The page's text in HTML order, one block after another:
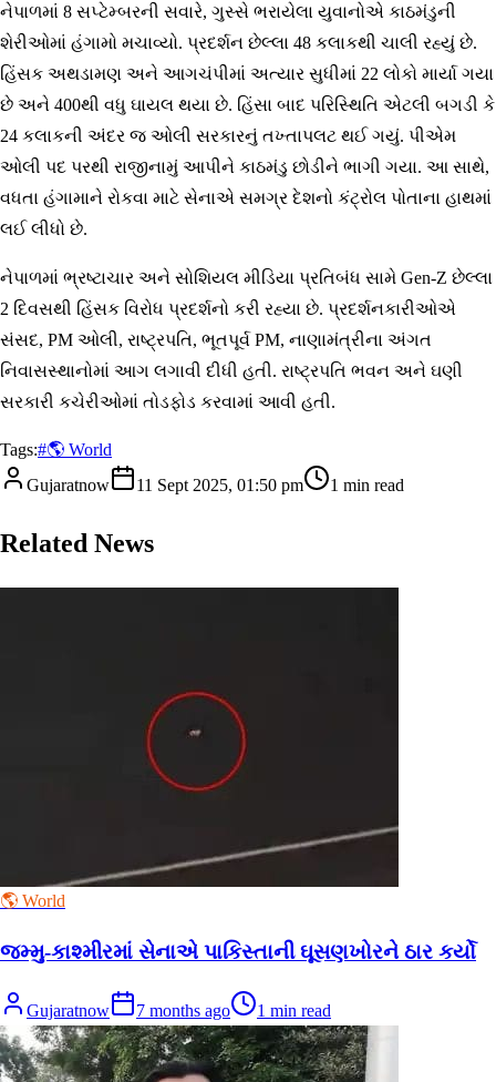
નેપાળમાં 8 સપ્ટેમ્બરની સવારે, ગુસ્સે ભરાયેલા યુવાનોએ કાઠમંડુની
શેરીઓમાં હંગામો મચાવ્યો. પ્રદર્શન છેલ્લા 48 કલાકથી ચાલી રહ્યું છે.
હિંસક અથડામણ અને આગચંપીમાં અત્યાર સુધીમાં 22 લોકો માર્યા ગયા
છે અને 400થી વધુ ઘાયલ થયા છે. હિંસા બાદ પરિસ્થિતિ એટલી બગડી કે
24 કલાકની અંદર જ ઓલી સરકારનું તખ્તાપલટ થઈ ગયું. પીએમ
ઓલી પદ પરથી રાજીનામું આપીને કાઠમંડુ છોડીને ભાગી ગયા. આ સાથે,
વધતા હંગામાને રોકવા માટે સેનાએ સમગ્ર દેશનો કંટ્રોલ પોતાના હાથમાં
લઈ લીધો છે.
નેપાળમાં ભ્રષ્ટાચાર અને સોશિયલ મીડિયા પ્રતિબંધ સામે Gen-Z છેલ્લા
2 દિવસથી હિંસક વિરોધ પ્રદર્શનો કરી રહ્યા છે. પ્રદર્શનકારીઓએ
સંસદ, PM ઓલી, રાષ્ટ્રપતિ, ભૂતપૂર્વ PM, નાણામંત્રીના અંગત
નિવાસસ્થાનોમાં આગ લગાવી દીધી હતી. રાષ્ટ્રપતિ ભવન અને ઘણી
સરકારી કચેરીઓમાં તોડફોડ કરવામાં આવી હતી.
Tags:#🌎 World
Gujaratnow
11 Sept 2025, 01:50 pm 1 min read
Related News
🌎 World
જમ્મુ-કાશ્મીરમાં સેનાએ પાકિસ્તાની ઘૂસણખોરને ઠાર કર્યો
Gujaratnow 7 months ago 1 min read